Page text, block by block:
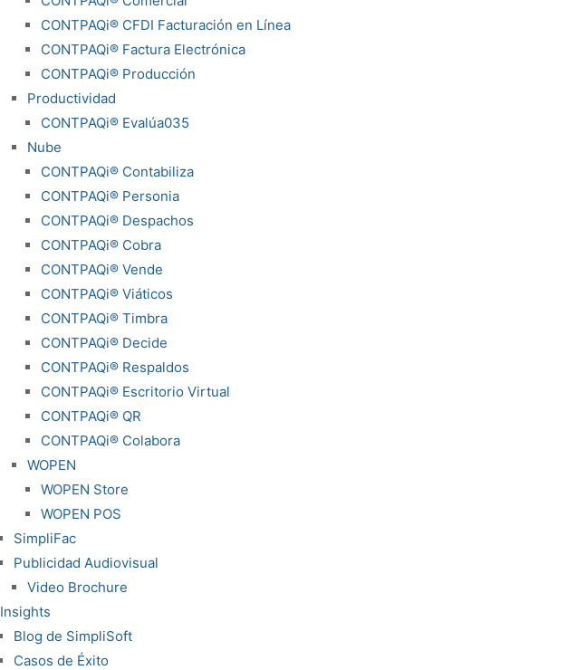
CONTPAQi® CFDI Facturación en Línea
CONTPAQi® Factura Electrónica
CONTPAQi® Producción
Productividad
CONTPAQi® Evalúa035
Nube
CONTPAQi® Contabiliza
CONTPAQi® Personia
CONTPAQi® Despachos
CONTPAQi® Cobra
CONTPAQi® Vende
CONTPAQi® Viáticos
CONTPAQi® Timbra
CONTPAQi® Decide
CONTPAQi® Respaldos
CONTPAQi® Escritorio Virtual
CONTPAQi® QR
CONTPAQi® Colabora
WOPEN
WOPEN Store
WOPEN POS
SimpliFac
Publicidad Audiovisual
Video Brochure
Insights
Blog de SimpliSoft
Casos de Éxito